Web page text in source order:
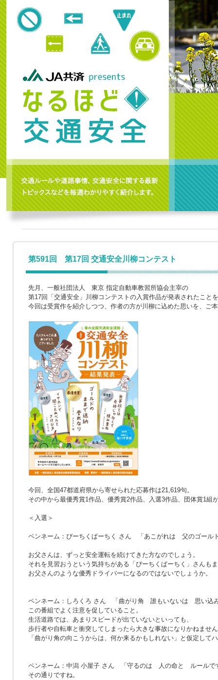
第591回 第17回 交通安全川柳コンテスト
先月、一般社団法人 東京 指定自動車教習所協会主宰の
第17回「交通安全」川柳コンテストの入賞作品が発表されたこと
今回は受賞作を紹介しつつ、作者の方が川柳に込めた思いを、ご
今回、全国47都道府県から寄せられた応募作は21,619句。
その中から最優秀賞1作品、優秀賞2作品、入選3作品、団体賞1組
＜入選＞
ペンネーム：ぴーちくぱーちく さん 「あこがれは 父のゴール
お父さんは、ずっと安全運転を続けてきた方なのでしょう。
それを見習おうという気持ちがある「ぴーちくぱーちく」さんも
お父さんのような優秀ドライバーになるのではないでしょうか。
ペンネーム：しろくろ さん
「曲がり角 誰もいないは 思い込
この番組でよく注意を促していること。
生活道路では、あまりスピードが出ていないといっても、
歩行者や自転車と衝突してしまったら大きな事故になりかねませ
「曲がり角の向こうからは、何か来るかもしれない」と仮定して
ペンネーム：中潟 小屋子 さん 「 守るのは 人の命と ルールで
その通りですね。